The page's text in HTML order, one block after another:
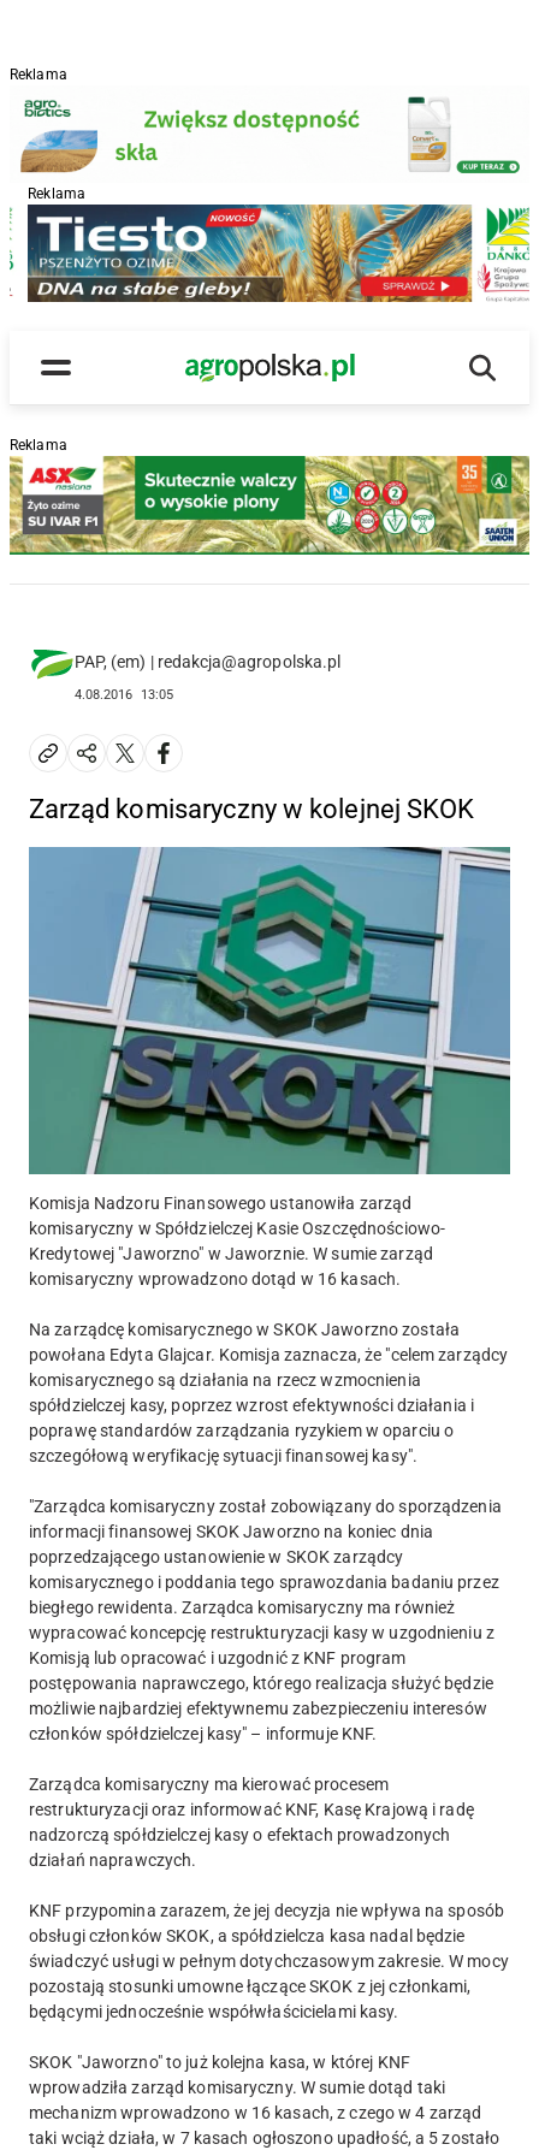
Reklama
Reklama
Menu
Main Logo
Reklama
PAP, (em) | redakcja@agropolska.pl
4.08.2016 13:05
Zarząd komisaryczny w kolejnej SKOK
Komisja Nadzoru Finansowego ustanowiła zarząd
komisaryczny w Spółdzielczej Kasie Oszczędnościowo-
Kredytowej "Jaworzno" w Jaworznie. W sumie zarząd
komisaryczny wprowadzono dotąd w 16 kasach.
Na zarządcę komisarycznego w SKOK Jaworzno została
powołana Edyta Glajcar. Komisja zaznacza, że "celem zarządcy
komisarycznego są działania na rzecz wzmocnienia
spółdzielczej kasy, poprzez wzrost efektywności działania i
poprawę standardów zarządzania ryzykiem w oparciu o
szczegółową weryfikację sytuacji finansowej kasy".
"Zarządca komisaryczny został zobowiązany do sporządzenia
informacji finansowej SKOK Jaworzno na koniec dnia
poprzedzającego ustanowienie w SKOK zarządcy
komisarycznego i poddania tego sprawozdania badaniu przez
biegłego rewidenta. Zarządca komisaryczny ma również
wypracować koncepcję restrukturyzacji kasy w uzgodnieniu z
Komisją lub opracować i uzgodnić z KNF program
postępowania naprawczego, którego realizacja służyć będzie
możliwie najbardziej efektywnemu zabezpieczeniu interesów
członków spółdzielczej kasy" – informuje KNF.
Zarządca komisaryczny ma kierować procesem
restrukturyzacji oraz informować KNF, Kasę Krajową i radę
nadzorczą spółdzielczej kasy o efektach prowadzonych
działań naprawczych.
KNF przypomina zarazem, że jej decyzja nie wpływa na sposób
obsługi członków SKOK, a spółdzielcza kasa nadal będzie
świadczyć usługi w pełnym dotychczasowym zakresie. W mocy
pozostają stosunki umowne łączące SKOK z jej członkami,
będącymi jednocześnie współwłaścicielami kasy.
SKOK "Jaworzno" to już kolejna kasa, w której KNF
wprowadziła zarząd komisaryczny. W sumie dotąd taki
mechanizm wprowadzono w 16 kasach, z czego w 4 zarząd
taki wciąż działa, w 7 kasach ogłoszono upadłość, a 5 zostało